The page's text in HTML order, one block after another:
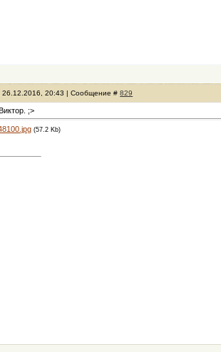
26.12.2016, 20:43 | Сообщение #829
;>
(57.2 Kb)